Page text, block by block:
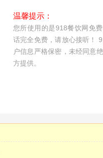
温馨提示：
您所使用的是918餐饮网免
话完全免费，请放心接听！
户信息严格保密，未经同意
方提供。